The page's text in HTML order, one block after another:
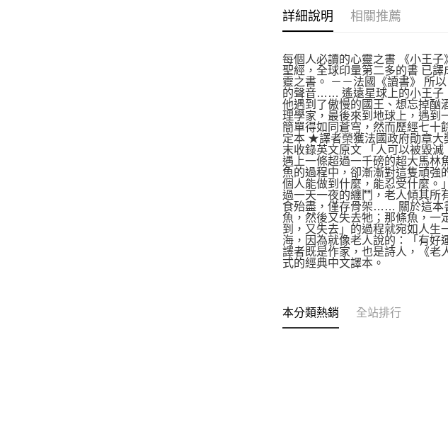
詳細說明 相關推薦
每個人必讀的心靈之書 《小王
聖經，全球印量第二多的書 已
靈之書。 －－法國《讀書》 所
的聲音…… 遙遠星球上的小王子
他遇到了傲慢的國王、想忘掉酗
理學家，最後來到地球上，遇到
簡單得如同蒼穹，然而歷經七十
定本 ★譯者榮獲法國政府勛章大
末收錄英文原文 「人可以被毀
遇上一條超過一千磅的超大馬林
魚的過程中，卻漸漸對這隻頑強
個人能做到什麼，能忍受什麼。
過一天一夜的纏鬥，老人傾其所
食殆盡，僅存骨架…… 關於這本
魚，然後又失去牠；那條魚，一
到，又失去」的過程就宛如人生
海，因為就像老人說的：「有好
譯者既是作家，也是詩人，《老
式的經典中文譯本。
本分類熱銷 全站排行